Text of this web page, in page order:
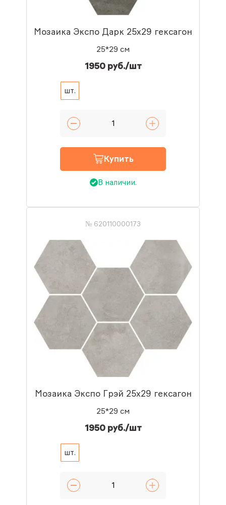
Мозаика Экспо Дарк 25x29 гексагон
25*29 см
1950 руб./шт
шт.
Купить
В наличии.
№ 620110000173
Мозаика Экспо Грэй 25x29 гексагон
25*29 см
1950 руб./шт
шт.